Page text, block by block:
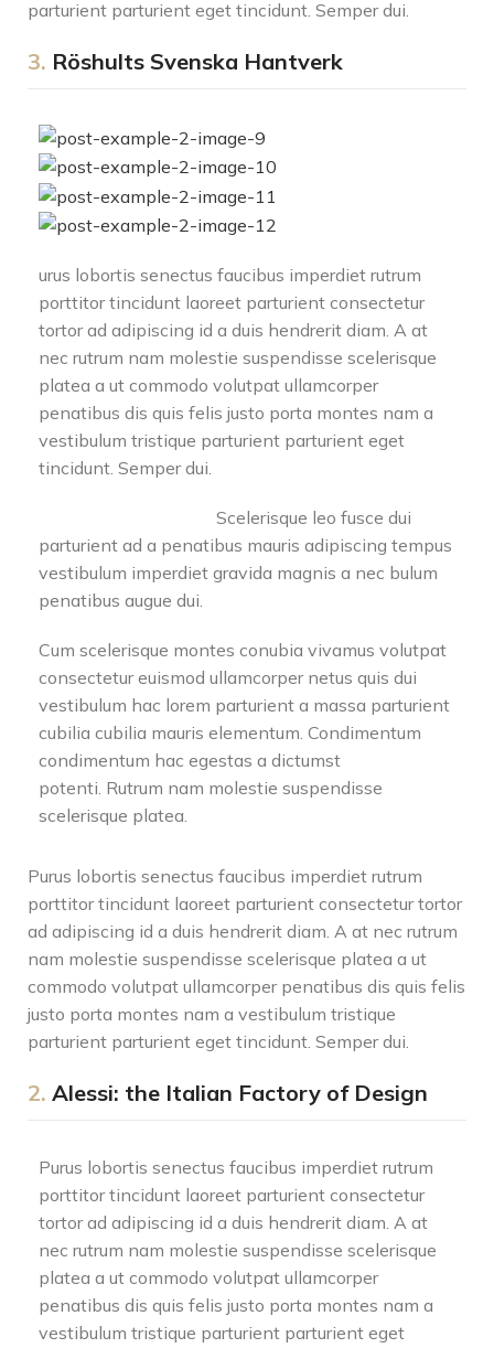
parturient parturient eget tincidunt. Semper dui.
3. Röshults Svenska Hantverk
urus lobortis senectus faucibus imperdiet rutrum
porttitor tincidunt laoreet parturient consectetur
tortor ad adipiscing id a duis hendrerit diam. A at
nec rutrum nam molestie suspendisse scelerisque
platea a ut commodo volutpat ullamcorper
penatibus dis quis felis justo porta montes nam a
vestibulum tristique parturient parturient eget
tincidunt. Semper dui.
Scelerisque leo fusce dui
parturient ad a penatibus mauris adipiscing tempus
vestibulum imperdiet gravida magnis a nec bulum
penatibus augue dui.
Cum scelerisque montes conubia vivamus volutpat
consectetur euismod ullamcorper netus quis dui
vestibulum hac lorem parturient a massa parturient
cubilia cubilia mauris elementum. Condimentum
condimentum hac egestas a dictumst
potenti. Rutrum nam molestie suspendisse
scelerisque platea.
Purus lobortis senectus faucibus imperdiet rutrum
porttitor tincidunt laoreet parturient consectetur tortor
ad adipiscing id a duis hendrerit diam. A at nec rutrum
nam molestie suspendisse scelerisque platea a ut
commodo volutpat ullamcorper penatibus dis quis felis
justo porta montes nam a vestibulum tristique
parturient parturient eget tincidunt. Semper dui.
2. Alessi: the Italian Factory of Design
Purus lobortis senectus faucibus imperdiet rutrum
porttitor tincidunt laoreet parturient consectetur
tortor ad adipiscing id a duis hendrerit diam. A at
nec rutrum nam molestie suspendisse scelerisque
platea a ut commodo volutpat ullamcorper
penatibus dis quis felis justo porta montes nam a
vestibulum tristique parturient parturient eget